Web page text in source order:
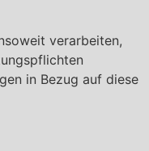
verarbeiten,
in Bezug auf diese